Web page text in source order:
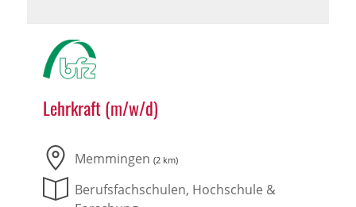
Lehrkraft (m/w/d)
Memmingen (2 km)
Berufsfachschulen, Hochschule &